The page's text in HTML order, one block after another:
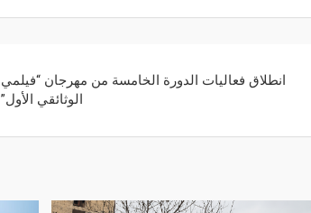
انطلاق فعاليات الدورة الخامسة من مهرجان “فيلمي
الوثائقي الأول”